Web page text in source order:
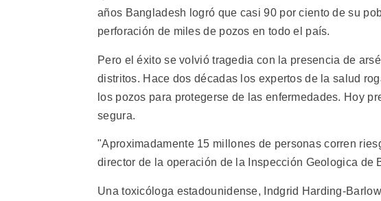
años Bangladesh logró que casi 90 por ciento de su
perforación de miles de pozos en todo el país.
Pero el éxito se volvió tragedia con la presencia de
distritos. Hace dos décadas los expertos de la salud
los pozos para protegerse de las enfermedades. Hoy
segura.
"Aproximadamente 15 millones de personas corren
director de la operación de la Inspección Geologica de
Una toxicóloga estadounidense, Indgrid Harding-